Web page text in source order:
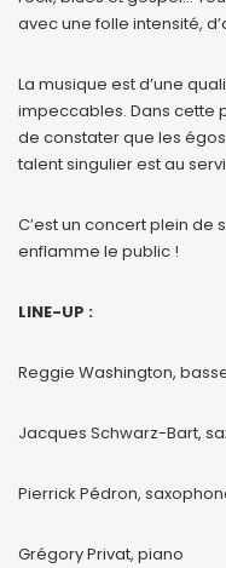
avec une folle intensité,
La musique est d’une
impeccables. Dans cette
de constater que les
talent singulier est au
C’est un concert plein de
enflamme le public !
LINE-UP :
Reggie Washington,
Jacques Schwarz-Bart,
Pierrick Pédron,
Grégory Privat, piano